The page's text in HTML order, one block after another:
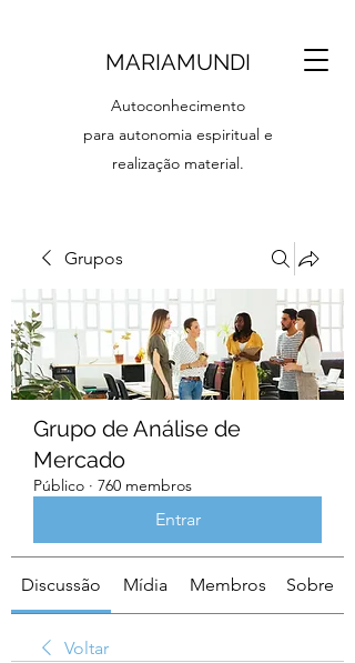
MARIAMUNDI
Autoconhecimento
para autonomia espiritual e
realização material.
Grupos
Grupo de Análise de
Mercado
Público · 760 membros
Entrar
Discussão Mídia Membros Sobre
Voltar